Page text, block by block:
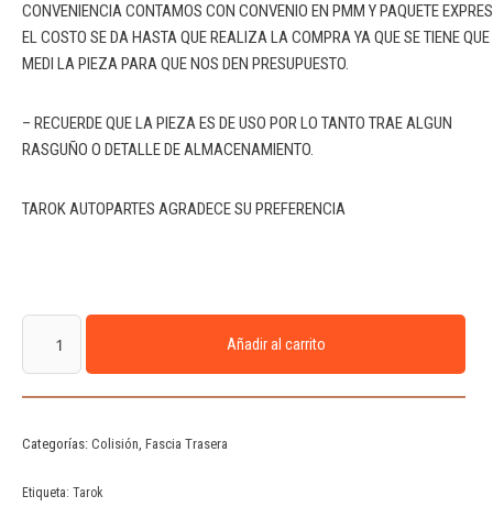
CONVENIENCIA CONTAMOS CON CONVENIO EN PMM Y PAQUETE
EL COSTO SE DA HASTA QUE REALIZA LA COMPRA YA QUE SE TIENE QUE
MEDI LA PIEZA PARA QUE NOS DEN PRESUPUESTO.
– RECUERDE QUE LA PIEZA ES DE USO POR LO TANTO TRAE ALGUN
RASGUÑO O DETALLE DE ALMACENAMIENTO.
TAROK AUTOPARTES AGRADECE SU PREFERENCIA
Añadir al carrito
Categorías: Colisión, Fascia Trasera
Etiqueta: Tarok